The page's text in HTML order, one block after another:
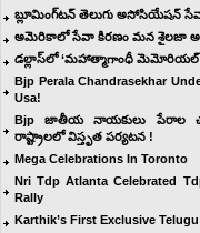
బ్లూమింగ్‌టన్ తెలుగు అసోసియేషన్
అమెరికాలో సేవా కిరణం మన శైలజా
డల్లాస్‌లో ‘మహాత్మాగాంధీ మెమోరియల్
Bjp Perala Chandrasekhar
Usa!
Bjp జాతీయ నాయకులు పేరాల
రాష్ట్రాలలో విస్తృత పర్యటన !
Mega Celebrations In Toronto
Nri Tdp Atlanta Celebrated
Rally
Karthik’s First Exclusive